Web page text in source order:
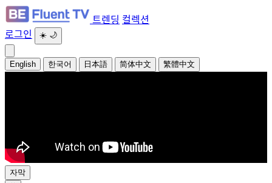
트렌딩 컬렉션
로그인
☀️ 🌙
English 한국어 日本語 简体中文 繁體中文
자막